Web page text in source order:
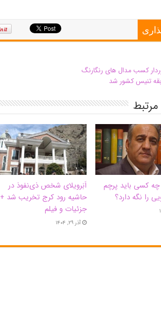
کسب مدال های رنگارنگ
تنیس کشور شد
کسی باید پرچم
را نگه دارد؟
اَبَر‌ویلای شخص ذی‌نفوذ در
حاشیه‌ رود کرج تخریب شد +
جزئیات و فیلم
آذر ۲۹, ۱۴۰۴